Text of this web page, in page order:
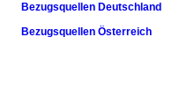
Bezugsquellen Deutschland
Bezugsquellen Österreich